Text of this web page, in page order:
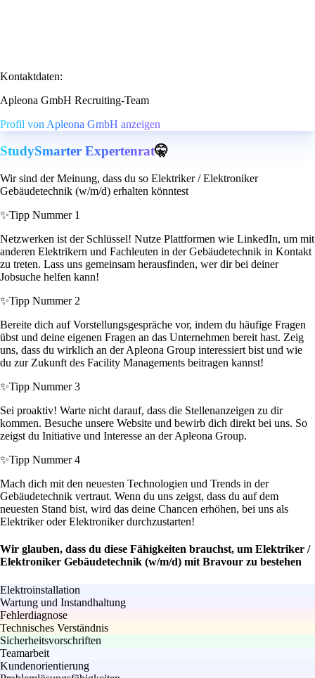
Kontaktdaten:
Apleona GmbH Recruiting-Team
Profil von Apleona GmbH anzeigen
StudySmarter Expertenrat🤫
Wir sind der Meinung, dass du so Elektriker / Elektroniker
Gebäudetechnik (w/m/d) erhalten könntest
✨Tipp Nummer 1
Netzwerken ist der Schlüssel! Nutze Plattformen wie LinkedIn, um mit
anderen Elektrikern und Fachleuten in der Gebäudetechnik in Kontakt
zu treten. Lass uns gemeinsam herausfinden, wer dir bei deiner
Jobsuche helfen kann!
✨Tipp Nummer 2
Bereite dich auf Vorstellungsgespräche vor, indem du häufige Fragen
übst und deine eigenen Fragen an das Unternehmen bereit hast. Zeig
uns, dass du wirklich an der Apleona Group interessiert bist und wie
du zur Zukunft des Facility Managements beitragen kannst!
✨Tipp Nummer 3
Sei proaktiv! Warte nicht darauf, dass die Stellenanzeigen zu dir
kommen. Besuche unsere Website und bewirb dich direkt bei uns. So
zeigst du Initiative und Interesse an der Apleona Group.
✨Tipp Nummer 4
Mach dich mit den neuesten Technologien und Trends in der
Gebäudetechnik vertraut. Wenn du uns zeigst, dass du auf dem
neuesten Stand bist, wird das deine Chancen erhöhen, bei uns als
Elektriker oder Elektroniker durchzustarten!
Wir glauben, dass du diese Fähigkeiten brauchst, um Elektriker /
Elektroniker Gebäudetechnik (w/m/d) mit Bravour zu bestehen
Elektroinstallation
Wartung und Instandhaltung
Fehlerdiagnose
Technisches Verständnis
Sicherheitsvorschriften
Teamarbeit
Kundenorientierung